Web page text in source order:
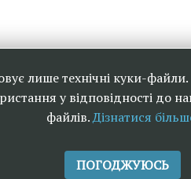
лише технічні куки-
у відповідності до
файлів.Дізнатися
ПОГОДЖУЮСЬ